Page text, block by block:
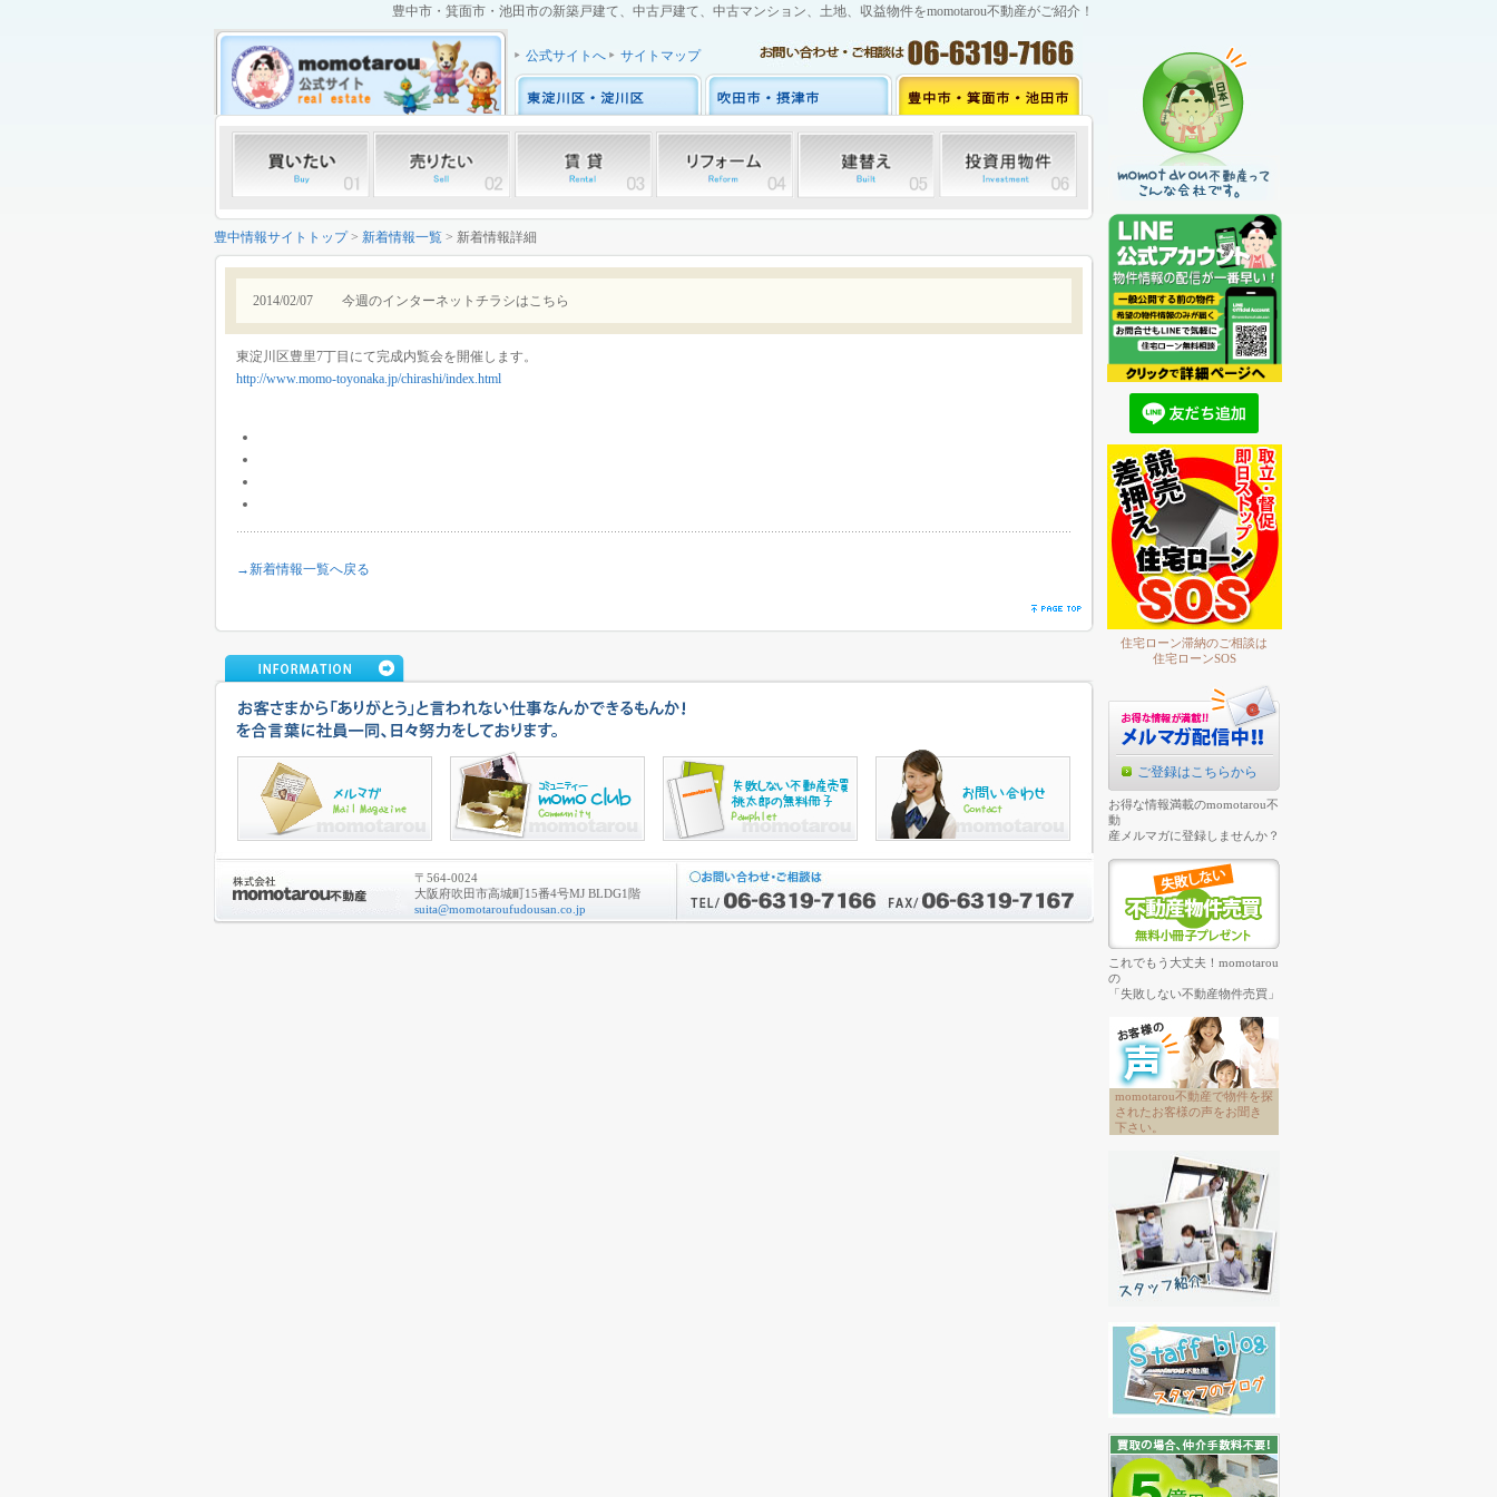
豊中市・箕面市・池田市の新築戸建て、中古戸建て、中古マンション、土地、収益物件をmomotarou不動産がご紹介！
公式サイトへ サイトマップ
豊中情報サイトトップ> 新着情報一覧 > 新着情報詳細
2014/02/07 今週のインターネットチラシはこちら
東淀川区豊里7丁目にて完成内覧会を開催します。
http://www.momo-toyonaka.jp/chirashi/index.html
→新着情報一覧へ戻る
〒564-0024
大阪府吹田市高城町15番4号MJ BLDG1階
suita@momotaroufudousan.co.jp
住宅ローン滞納のご相談は
住宅ローンSOS
ご登録はこちらから
お得な情報満載のmomotarou不
動
産メルマガに登録しませんか？
これでもう大丈夫！momotarou
の
「失敗しない不動産物件売買」
momotarou不動産で物件を探
されたお客様の声をお聞き
下さい。